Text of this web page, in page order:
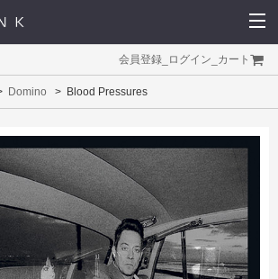
会員登録 ログイン カート
Domino Blood Pressures